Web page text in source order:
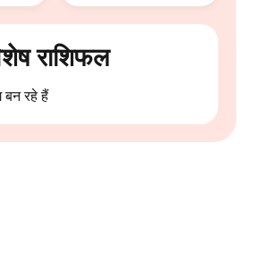
राशिफल
बन रहे हैं